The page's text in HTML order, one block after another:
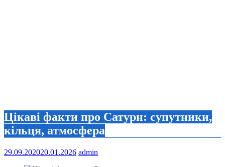
Цікаві факти про Сатурн: супутники,
кільця, атмосфера
29.09.202020.01.2026 admin